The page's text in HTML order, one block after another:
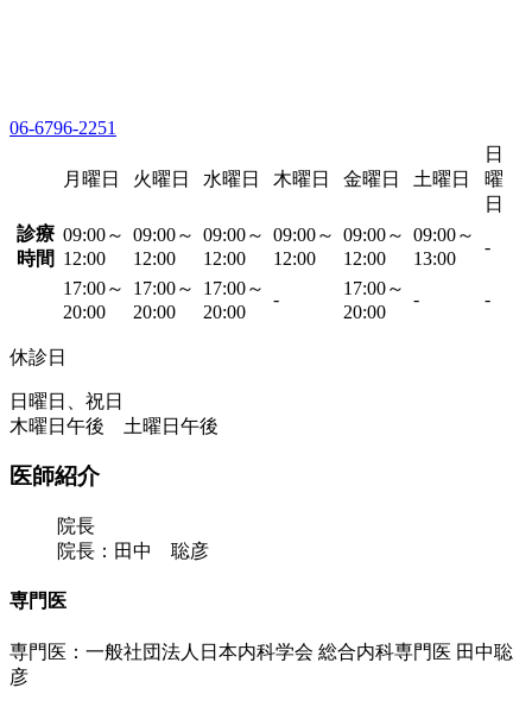
06-6796-2251
月曜日 火曜日 水曜日 木曜日 金曜日 土曜日
日
曜
日
診療
時間
09:00～
12:00
09:00～
12:00
09:00～
12:00
09:00～
12:00
09:00～
12:00
09:00～
13:00
-
17:00～
20:00
17:00～
20:00
17:00～
20:00
-
17:00～
20:00
- -
休診日
日曜日、祝日
木曜日午後 土曜日午後
医師紹介
院長
院長：田中 聡彦
専門医
専門医：一般社団法人日本内科学会 総合内科専門医 田中聡
彦